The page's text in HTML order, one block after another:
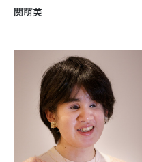
関萌美